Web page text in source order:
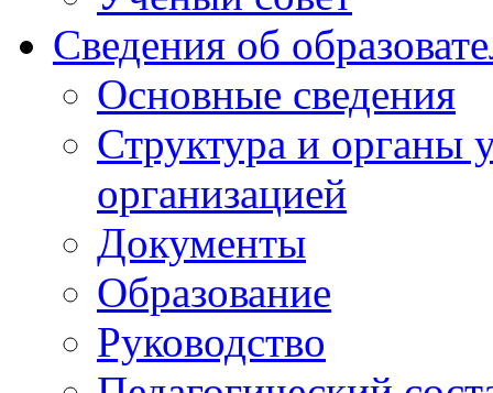
Сведения об
Основные сведения
Структура и органы
организацией
Документы
Образование
Руководство